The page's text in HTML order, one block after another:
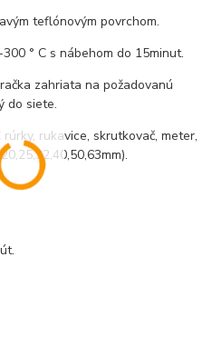
teflónovým povrchom.
° C s nábehom do 15minut.
zahriata na požadovanú
do siete.
rukavice, skrutkovač, meter,